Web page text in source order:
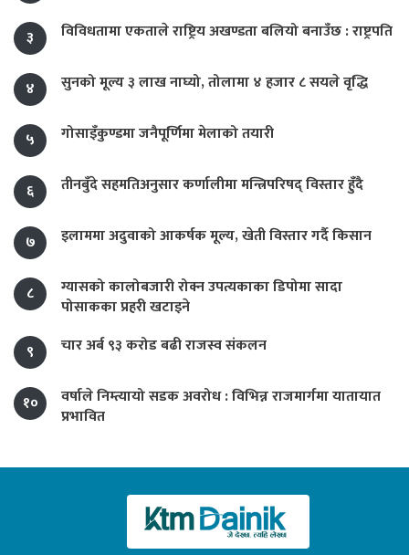
३ विविधतामा एकताले राष्ट्रिय अखण्डता बलियो बनाउँछ : राष्ट्रपति
४ सुनको मूल्य ३ लाख नाघ्यो, तोलामा ४ हजार ८ सयले वृद्धि
५ गोसाइँकुण्डमा जनैपूर्णिमा मेलाको तयारी
६ तीनबुँदे सहमतिअनुसार कर्णालीमा मन्त्रिपरिषद् विस्तार हुँदै
७ इलाममा अदुवाको आकर्षक मूल्य, खेती विस्तार गर्दै किसान
८
ग्यासको कालोबजारी रोक्न उपत्यकाका डिपोमा सादा
पोसाकका प्रहरी खटाइने
९
चार अर्ब ९३ करोड बढी राजस्व संकलन
१०
वर्षाले निम्त्यायो सडक अवरोध : विभिन्न राजमार्गमा यातायात
प्रभावित